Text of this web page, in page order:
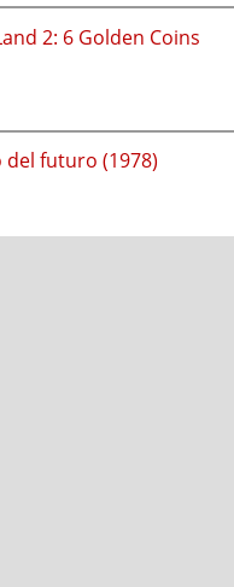
2: 6 Golden Coins
del futuro (1978)